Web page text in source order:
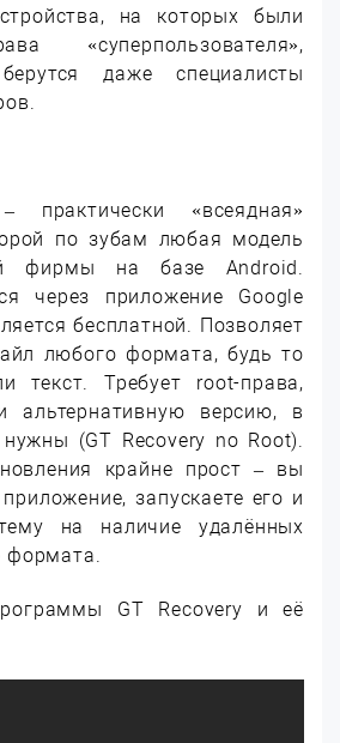
на которых были
«суперпользователя»,
даже специалисты
практически «всеядная»
по зубам любая модель
фирмы на базе Android.
через приложение Google
бесплатной. Позволяет
любого формата, будь то
текст. Требует root-права,
альтернативную версию, в
(GT Recovery no Root).
крайне прост – вы
запускаете его и
на наличие удалённых
формата.
GT Recovery и её